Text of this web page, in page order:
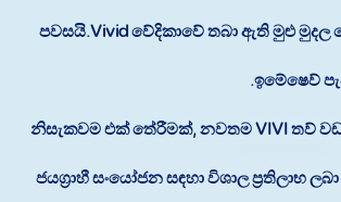
පවසයි.Vivid වේදිකාවේ තබා ඇති මුළු
ඉමේෂෙව්
නිසැකවම එක් තේරීමක්, නවතම VIVI තව්
ජයග්‍රාහී සංයෝජන සඳහා විශාල ප්‍රතිලාභ